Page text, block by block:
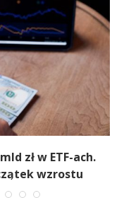
zł w ETF-ach.
wzrostu